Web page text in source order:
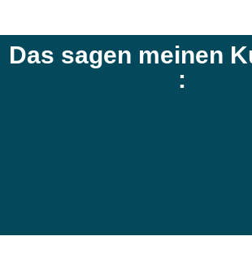
Das sagen meinen
: